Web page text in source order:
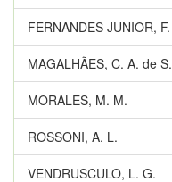
FERNANDES JUNIOR, F.
MAGALHÃES, C. A. de S.
MORALES, M. M.
ROSSONI, A. L.
VENDRUSCULO, L. G.